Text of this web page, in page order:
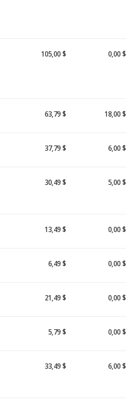
105,00 $ 0,00 $
63,79 $ 18,00 $
37,79 $ 6,00 $
30,49 $ 5,00 $
13,49 $ 0,00 $
6,49 $ 0,00 $
21,49 $ 0,00 $
5,79 $ 0,00 $
33,49 $ 6,00 $